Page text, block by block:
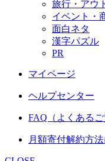
旅行・アウ
イベント・
面白ネタ
漢字パズル
PR
マイページ
ヘルプセンター
FAQ（よくあるご
月額寄付解約方